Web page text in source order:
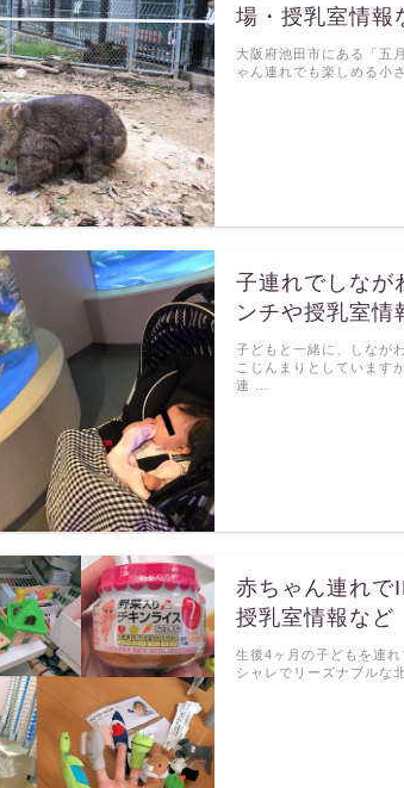
場・授乳室情報
大阪府池田市にある「五
ゃん連れでも楽しめる小
子連れでしなが
ンチや授乳室情
子どもと一緒に、しなが
こじんまりとしています
連 …
赤ちゃん連れで
授乳室情報など
生後4ヶ月の子どもを連
シャレでリーズナブルな